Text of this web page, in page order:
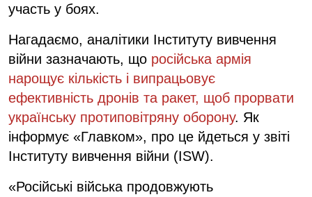
участь у боях.
Нагадаємо, аналітики Інституту вивчення
війни зазначають, що російська армія
нарощує кількість і випрацьовує
ефективність дронів та ракет, щоб прорвати
українську протиповітряну оборону. Як
інформує «Главком», про це йдеться у звіті
Інституту вивчення війни (ISW).
«Російські війська продовжують